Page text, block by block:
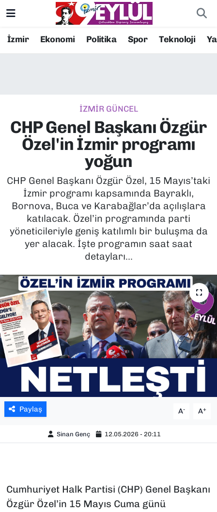
İzmir Ekonomi Politika Spor Teknoloji
İZMİR GÜNCEL
CHP Genel Başkanı Özgür
Özel'in İzmir programı
yoğun
CHP Genel Başkanı Özgür Özel, 15 Mayıs’taki
İzmir programı kapsamında Bayraklı,
Bornova, Buca ve Karabağlar’da açılışlara
katılacak. Özel’in programında parti
yöneticileriyle geniş katılımlı bir buluşma da
yer alacak. İşte programın saat saat
detayları...
Paylaş A- A+
Sinan Genç 12.05.2026 - 20:11
Cumhuriyet Halk Partisi (CHP) Genel Başkanı
Özgür Özel’in 15 Mayıs Cuma günü
Resmi İlanlar
EKONOMİ
KÜLTÜR SANAT
MAGAZİN
POLİTİKA
SAĞLIK
TEKNOLOJİ
YAŞAM
YEREL YÖNETİMLER
Konak Nöbetçi Eczaneler
Süper Lig Puan Durumu ve Fikstür
Tüm Manşetler
Son Dakika Haberleri
Haber Arşivi